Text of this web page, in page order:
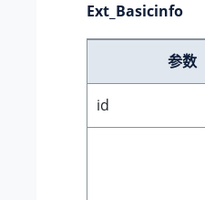
Ext_Basicinfo
参数
id